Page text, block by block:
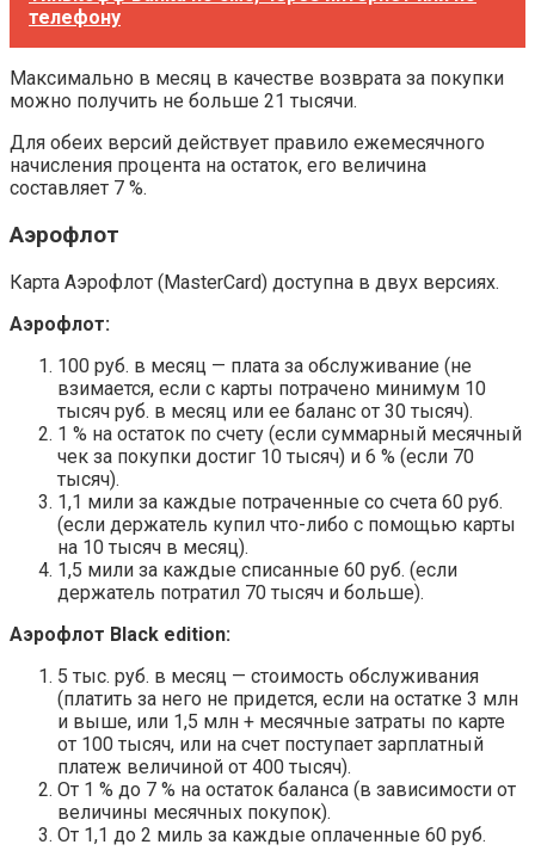
телефону
Максимально в месяц в качестве возврата за покупки
можно получить не больше 21 тысячи.
Для обеих версий действует правило ежемесячного
начисления процента на остаток, его величина
составляет 7 %.
Аэрофлот
Карта Аэрофлот (MasterCard) доступна в двух версиях.
Аэрофлот:
100 руб. в месяц — плата за обслуживание (не
взимается, если с карты потрачено минимум 10
тысяч руб. в месяц или ее баланс от 30 тысяч).
1 % на остаток по счету (если суммарный месячный
чек за покупки достиг 10 тысяч) и 6 % (если 70
тысяч).
1,1 мили за каждые потраченные со счета 60 руб.
(если держатель купил что-либо с помощью карты
на 10 тысяч в месяц).
1,5 мили за каждые списанные 60 руб. (если
держатель потратил 70 тысяч и больше).
Аэрофлот Black edition:
5 тыс. руб. в месяц — стоимость обслуживания
(платить за него не придется, если на остатке 3 млн
и выше, или 1,5 млн + месячные затраты по карте
от 100 тысяч, или на счет поступает зарплатный
платеж величиной от 400 тысяч).
От 1 % до 7 % на остаток баланса (в зависимости от
величины месячных покупок).
От 1,1 до 2 миль за каждые оплаченные 60 руб.